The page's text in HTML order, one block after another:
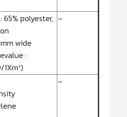
65% polyester,
wide
:
–
–